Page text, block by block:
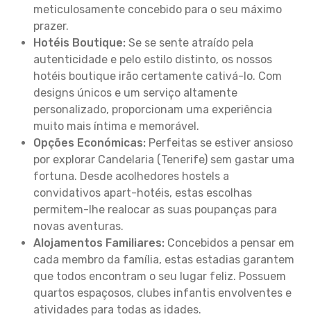
meticulosamente concebido para o seu máximo
prazer.
Hotéis Boutique: Se se sente atraído pela
autenticidade e pelo estilo distinto, os nossos
hotéis boutique irão certamente cativá-lo. Com
designs únicos e um serviço altamente
personalizado, proporcionam uma experiência
muito mais íntima e memorável.
Opções Económicas: Perfeitas se estiver ansioso
por explorar Candelaria (Tenerife) sem gastar uma
fortuna. Desde acolhedores hostels a
convidativos apart-hotéis, estas escolhas
permitem-lhe realocar as suas poupanças para
novas aventuras.
Alojamentos Familiares: Concebidos a pensar em
cada membro da família, estas estadias garantem
que todos encontram o seu lugar feliz. Possuem
quartos espaçosos, clubes infantis envolventes e
atividades para todas as idades.